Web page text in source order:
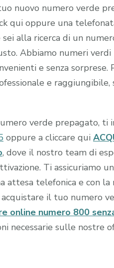
nuovo numero verde
qui oppure una
sei alla ricerca di un
Abbiamo numeri
e senza
e
verde prepagato, ti
oppure a cliccare qui
, dove il nostro team di
Ti assicuriamo
attesa telefonica e con la
il tuo numero
online numero 800
necessarie sulle nostre